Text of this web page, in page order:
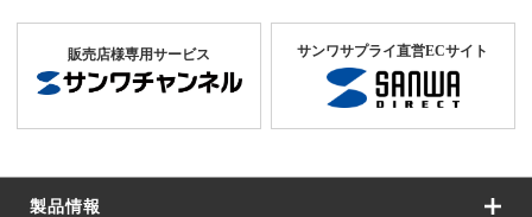
販売店様専用サービス サンワサプライ直営ECサイト
製品情報